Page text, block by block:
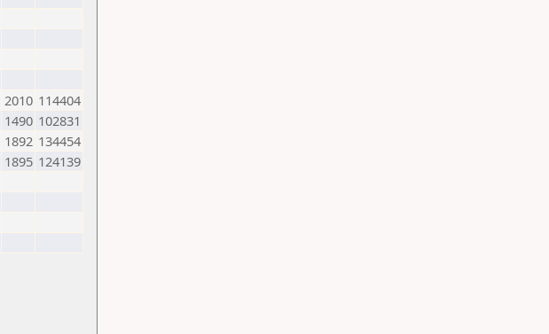
2010 114404
1490 102831
1892 134454
1895 124139